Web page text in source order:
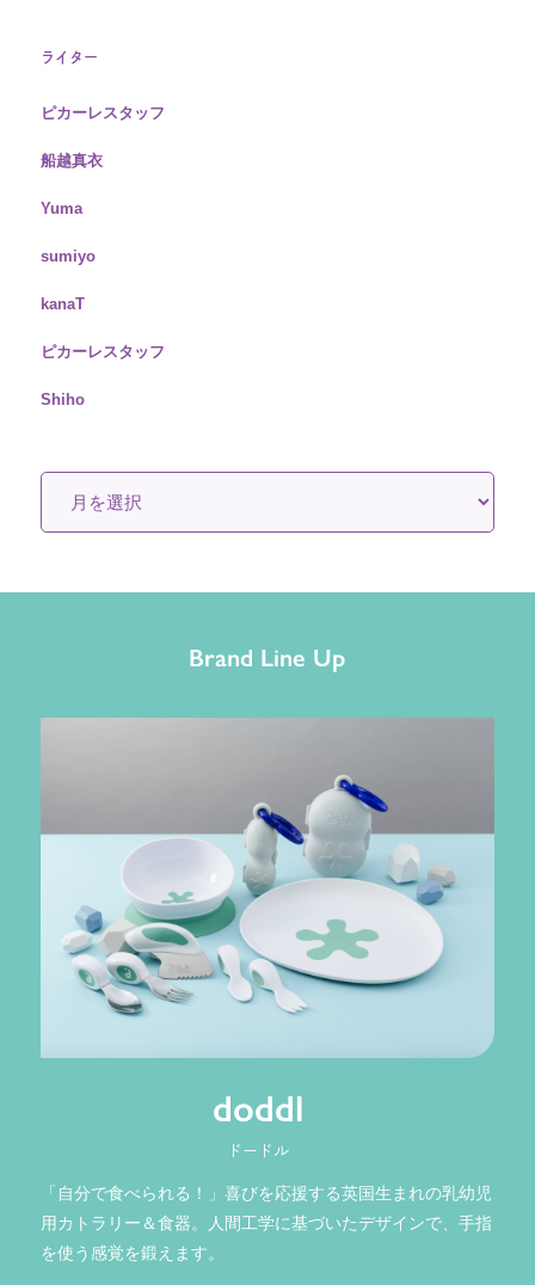
ライター
ピカーレスタッフ
船越真衣
Yuma
sumiyo
kanaT
ピカーレスタッフ
Shiho
Brand Line Up
doddl
ドードル
「自分で食べられる！」喜びを応援する英国生まれの乳幼児
用カトラリー＆食器。人間工学に基づいたデザインで、手指
を使う感覚を鍛えます。